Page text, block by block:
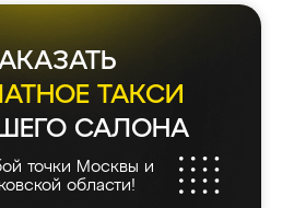
ТАКСИ
САЛОНА
точки Москвы и
области!